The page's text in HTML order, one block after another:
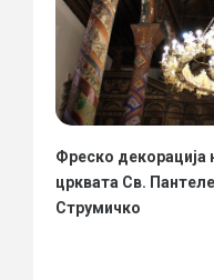
Фреско декорација
црквата Св.
Струмичко